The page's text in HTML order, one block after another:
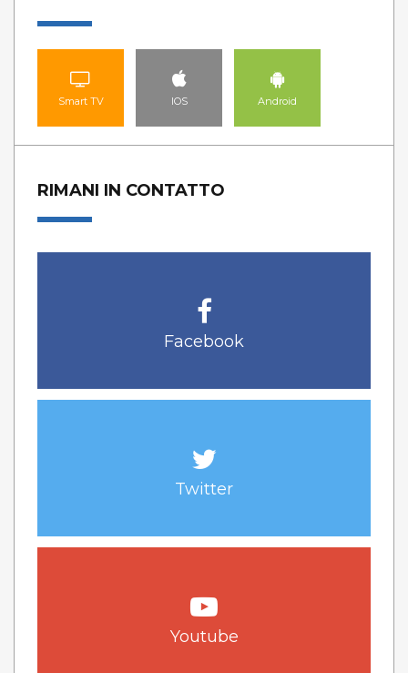
Smart TV IOS Android
RIMANI IN CONTATTO
Facebook
Twitter
Youtube